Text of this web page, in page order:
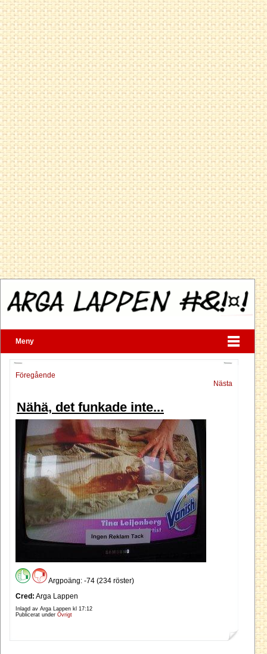
Meny
Föregående
Nästa
Nähä, det funkade inte...
Argpoäng: -74 (234 röster)
Cred: Arga Lappen
Inlagd av Arga Lappen kl 17:12
Publicerat under Övrigt